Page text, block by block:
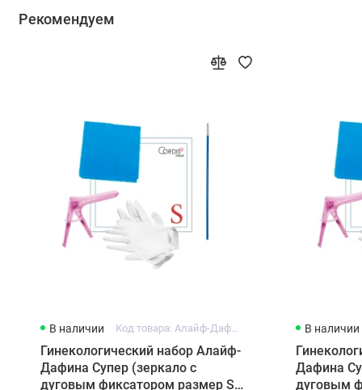
Рекомендуем
В наличии Код товара: Алайф-Дафина Супер Тип 4
Гинекологический набор Алайф-
Дафина Супер (зеркало с
дуговым фиксатором размер S,
В наличии
Дафина
дуговым